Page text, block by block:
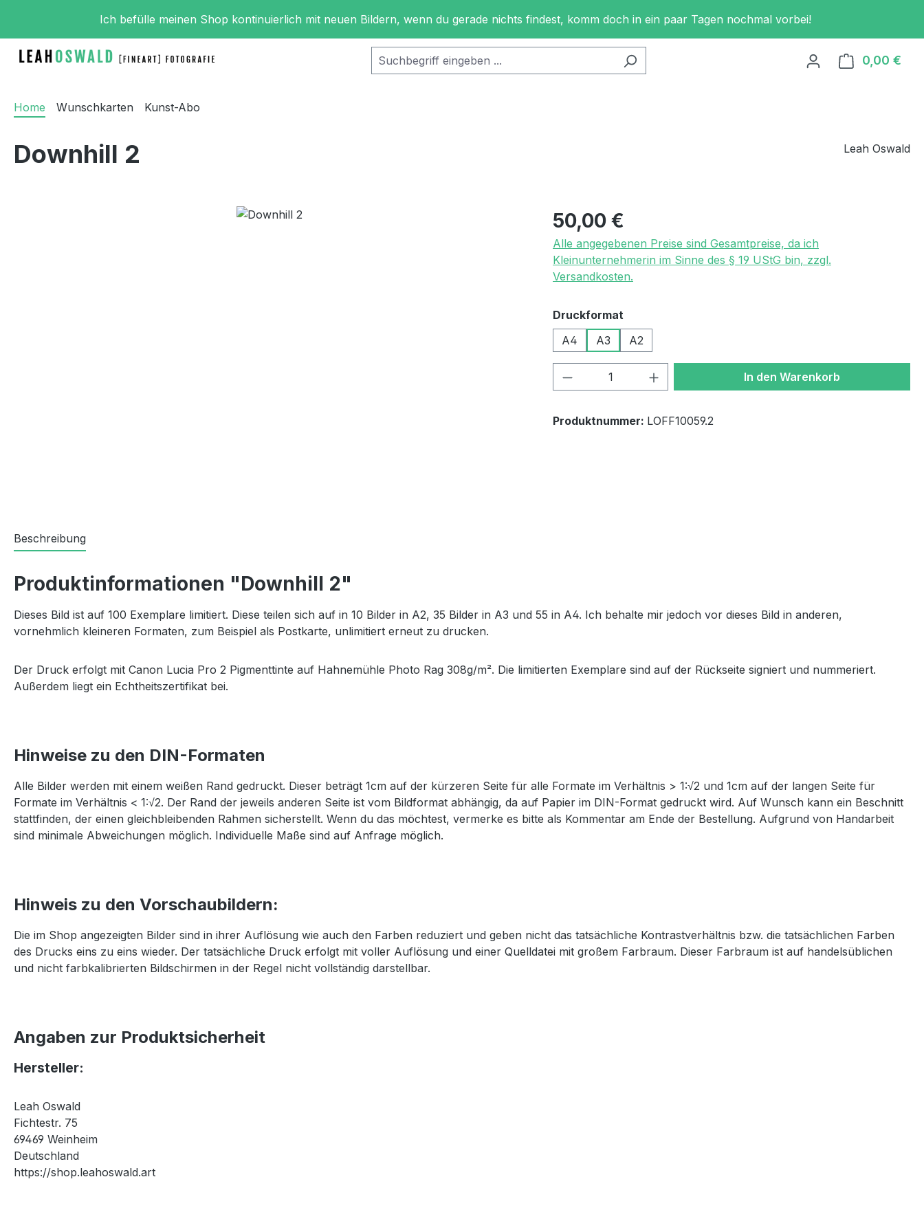
Hauptinhalt springen
Zur Suche springen
Zur Hauptnavigation springen
Ich befülle meinen Shop kontinuierlich mit neuen Bildern, wenn du gerade nichts findest, komm doch in ein paar Tagen nochmal vorbei!
0,00 €
Home Wunschkarten Kunst-Abo
Downhill 2 Leah Oswald
Regulärer Preis:
50,00 €
Alle angegebenen Preise sind Gesamtpreise, da ich
Kleinunternehmerin im Sinne des § 19 UStG bin, zzgl.
Versandkosten.
Druckformat
A4
A3 A2
Produkt Anzahl: Gib den gewünschten Wert
In den Warenkorb
Produktnummer: LOFF10059.2
Beschreibung
Produktinformationen "Downhill 2"
Dieses Bild ist auf 100 Exemplare limitiert. Diese teilen sich auf in 10 Bilder in A2, 35 Bilder in A3 und 55 in A4. Ich behalte mir jedoch vor dieses Bild in anderen,
vornehmlich kleineren Formaten, zum Beispiel als Postkarte, unlimitiert erneut zu drucken.
Der Druck erfolgt mit Canon Lucia Pro 2 Pigmenttinte auf Hahnemühle Photo Rag 308g/m². Die limitierten Exemplare sind auf der Rückseite signiert und nummeriert.
Außerdem liegt ein Echtheitszertifikat bei.
Hinweise zu den DIN-Formaten
Alle Bilder werden mit einem weißen Rand gedruckt. Dieser beträgt 1cm auf der kürzeren Seite für alle Formate im Verhältnis > 1:√2 und 1cm auf der langen Seite für
Formate im Verhältnis < 1:√2. Der Rand der jeweils anderen Seite ist vom Bildformat abhängig, da auf Papier im DIN-Format gedruckt wird. Auf Wunsch kann ein Beschnitt
stattfinden, der einen gleichbleibenden Rahmen sicherstellt. Wenn du das möchtest, vermerke es bitte als Kommentar am Ende der Bestellung. Aufgrund von Handarbeit
sind minimale Abweichungen möglich. Individuelle Maße sind auf Anfrage möglich.
Hinweis zu den Vorschaubildern:
Die im Shop angezeigten Bilder sind in ihrer Auflösung wie auch den Farben reduziert und geben nicht das tatsächliche Kontrastverhältnis bzw. die tatsächlichen Farben
des Drucks eins zu eins wieder. Der tatsächliche Druck erfolgt mit voller Auflösung und einer Quelldatei mit großem Farbraum. Dieser Farbraum ist auf handelsüblichen
und nicht farbkalibrierten Bildschirmen in der Regel nicht vollständig darstellbar.
Angaben zur Produktsicherheit
Hersteller:
Leah Oswald
Fichtestr. 75
69469 Weinheim
Deutschland
https://shop.leahoswald.art